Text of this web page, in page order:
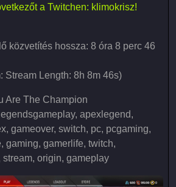
a Twitchen: klimokrisz!
közvetítés hossza: 8 óra 8 perc 46
Stream Length: 8h 8m 46s)
Are The Champion
apexlegend,
gameover, switch, pc, pcgaming,
gaming, gamerlife, twitch,
stream, origin, gameplay